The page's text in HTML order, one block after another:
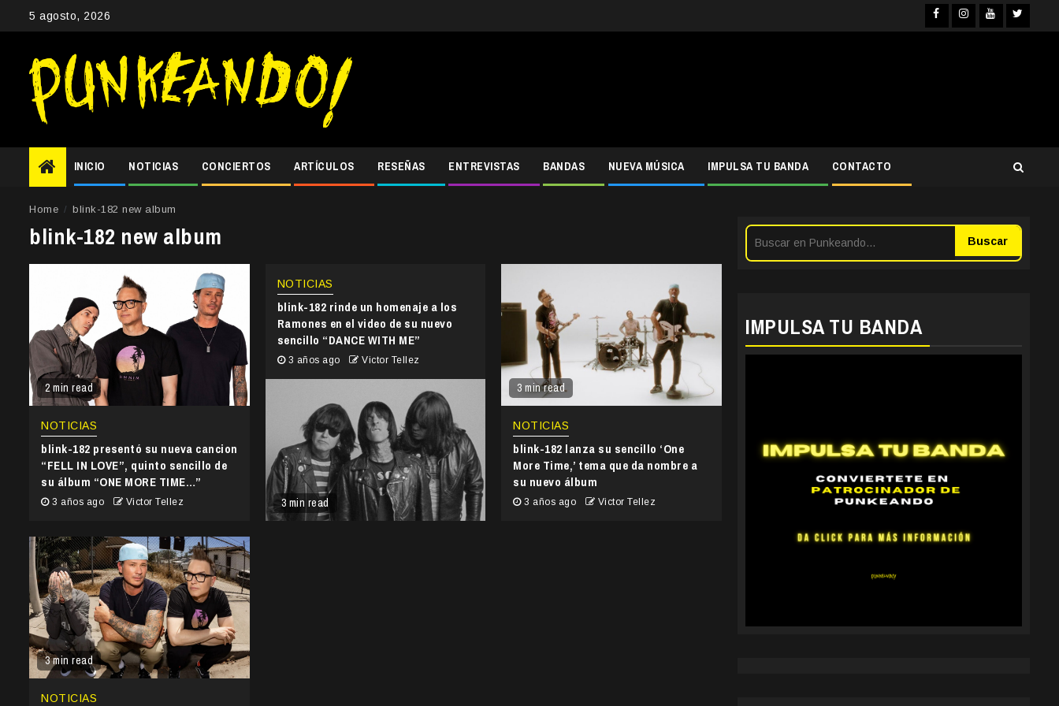
5 agosto, 2026 Facebook
Instagram
INICIO NOTICIAS CONCIERTOS ARTÍCULOS RESEÑAS ENTREVISTAS BANDAS NUEVA MÚSICA IMPULSA TU BANDA CONTACTO
Home blink-182 new album
blink-182 new album
2 min read
NOTICIAS
blink-182 presentó su nueva cancion
“FELL IN LOVE”, quinto sencillo de
su álbum “ONE MORE TIME…”
3 años ago Victor Tellez 3 min read
NOTICIAS
blink-182 rinde un homenaje a los
Ramones en el video de su nuevo
sencillo “DANCE WITH ME”
3 años ago Victor Tellez
3 min read
NOTICIAS
blink-182 lanza su sencillo ‘One
More Time,’ tema que da nombre a
su nuevo álbum
3 años ago Victor Tellez
3 min read
NOTICIAS
Buscar
IMPULSA TU BANDA